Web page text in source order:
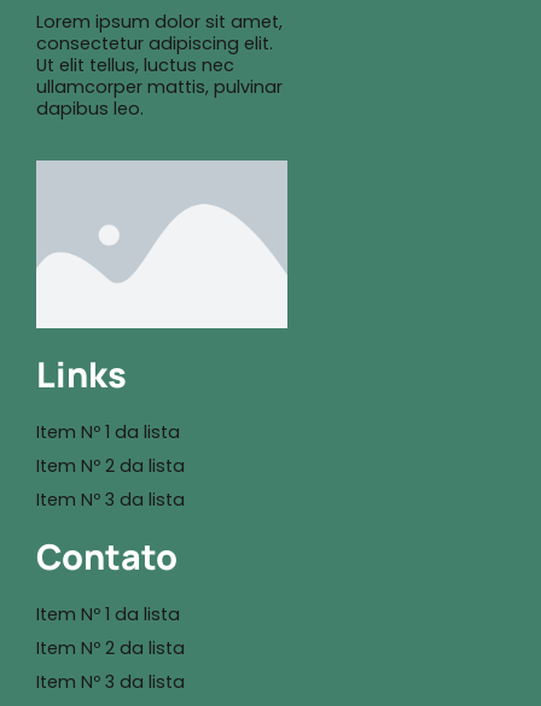
Lorem ipsum dolor sit amet,
consectetur adipiscing elit.
Ut elit tellus, luctus nec
ullamcorper mattis, pulvinar
dapibus leo.
Links
Item Nº 1 da lista
Item Nº 2 da lista
Item Nº 3 da lista
Contato
Item Nº 1 da lista
Item Nº 2 da lista
Item Nº 3 da lista